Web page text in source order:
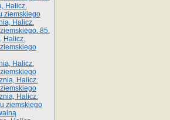
Halicz.
ziemskiego
Halicz.
85.
Halicz.
Halicz.
Halicz.
Halicz.
ziemskiego